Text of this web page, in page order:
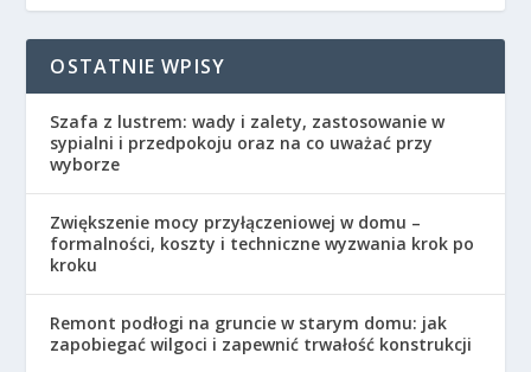
OSTATNIE WPISY
Szafa z lustrem: wady i zalety, zastosowanie w
sypialni i przedpokoju oraz na co uważać przy
wyborze
Zwiększenie mocy przyłączeniowej w domu –
formalności, koszty i techniczne wyzwania krok po
kroku
Remont podłogi na gruncie w starym domu: jak
zapobiegać wilgoci i zapewnić trwałość konstrukcji